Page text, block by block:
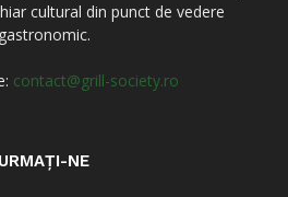
cultural din punct de vedere
gastronomic.
contact@grill-society.ro
URMAȚI-NE